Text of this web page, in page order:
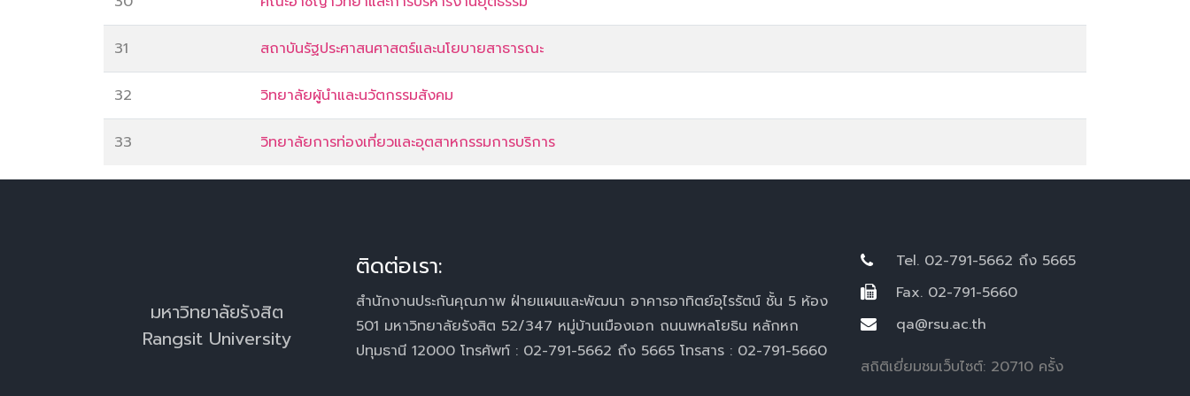
31 สถาบันรัฐประศาสนศาสตร์และนโยบายสาธารณะ
32 วิทยาลัยผู้นำและนวัตกรรมสังคม
33 วิทยาลัยการท่องเที่ยวและอุตสาหกรรมการบริการ
มหาวิทยาลัยรังสิต
Rangsit University
ติดต่อเรา:
สำนักงานประกันคุณภาพ ฝ่ายแผนและพัฒนา อาคารอาทิตย์อุไรรัตน์ ชั้น 5 ห้อง
501 มหาวิทยาลัยรังสิต 52/347 หมู่บ้านเมืองเอก ถนนพหลโยธิน หลักหก
ปทุมธานี 12000 โทรศัพท์ : 02-791-5662 ถึง 5665 โทรสาร : 02-791-5660
Tel. 02-791-5662 ถึง 5665
Fax. 02-791-5660
qa@rsu.ac.th
สถิติเยี่ยมชมเว็บไซต์: 20710 ครั้ง